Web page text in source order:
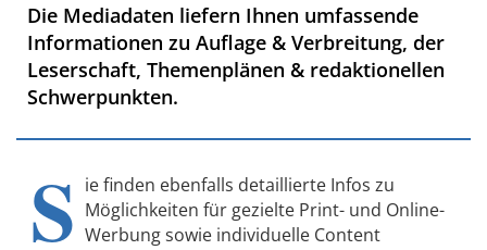
Die Mediadaten liefern Ihnen umfassende
Informationen zu Auflage & Verbreitung, der
Leserschaft, Themenplänen & redaktionellen
Schwerpunkten.
S ie finden ebenfalls detaillierte Infos zu
Möglichkeiten für gezielte Print- und Online-
Werbung sowie individuelle Content